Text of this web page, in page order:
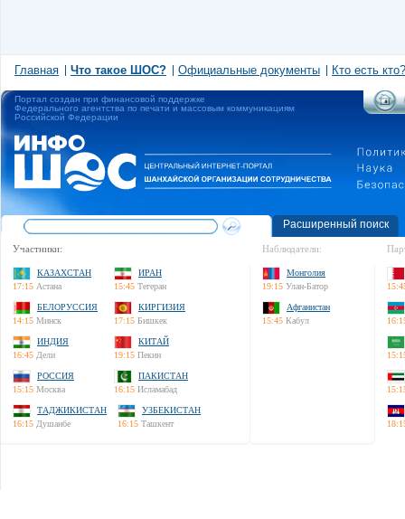
Главная Что такое ШОС? Официальные документы Кто есть кто?
Портал создан при финансовой поддержке
Федерального агентства по печати и массовым коммуникациям
Российской Федерации
Расширенный поиск
Участники:
КАЗАХСТАН
17:15 Астана
ИРАН
15:45 Тегеран
БЕЛОРУССИЯ
14:15 Минск
КИРГИЗИЯ
17:15 Бишкек
ИНДИЯ
16:45 Дели
КИТАЙ
19:15 Пекин
РОССИЯ
15:15 Москва
ПАКИСТАН
16:15 Исламабад
ТАДЖИКИСТАН
16:15 Душанбе
УЗБЕКИСТАН
16:15 Ташкент
Наблюдатели:
Монголия
19:15 Улан-Батор
Афганистан
15:45 Кабул